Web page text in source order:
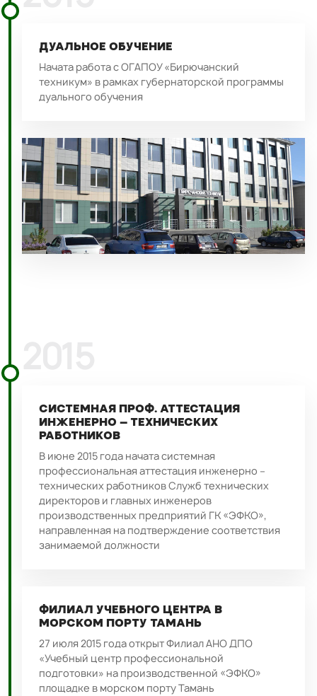
ДУАЛЬНОЕ ОБУЧЕНИЕ
Начата работа с ОГАПОУ «Бирючанский
техникум» в рамках губернаторской программы
дуального обучения
СИСТЕМНАЯ ПРОФ. АТТЕСТАЦИЯ
ИНЖЕНЕРНО – ТЕХНИЧЕСКИХ
РАБОТНИКОВ
В июне 2015 года начата системная
профессиональная аттестация инженерно –
технических работников Служб технических
директоров и главных инженеров
производственных предприятий ГК «ЭФКО»,
направленная на подтверждение соответствия
занимаемой должности
ФИЛИАЛ УЧЕБНОГО ЦЕНТРА В
МОРСКОМ ПОРТУ ТАМАНЬ
27 июля 2015 года открыт Филиал АНО ДПО
«Учебный центр профессиональной
подготовки» на производственной «ЭФКО»
площадке в морском порту Тамань